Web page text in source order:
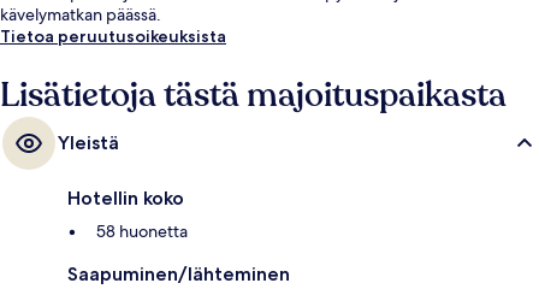
kävelymatkan päässä.
Tietoa peruutusoikeuksista
Lisätietoja tästä majoituspaikasta
Yleistä
Hotellin koko
58 huonetta
Saapuminen/lähteminen